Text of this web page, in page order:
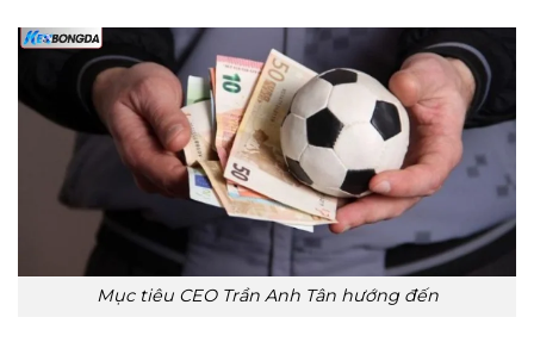
Mục tiêu CEO Trần Anh Tân hướng đến